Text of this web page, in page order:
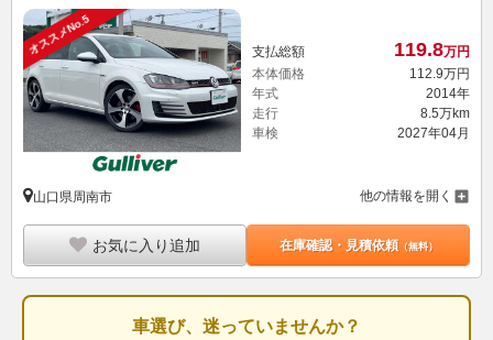
オススメNo.5 支払総額 119.8万円
本体価格
112.9万円
年式
2014年
走行
8.5万km
車検
2027年04月
山口県周南市 他の情報を開く
お気に入り追加 在庫確認・見積依頼（無料）
車選び、迷っていませんか？